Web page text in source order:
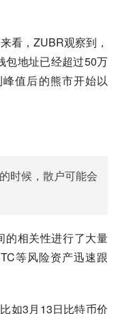
看，ZUBR观察到，
包地址已经超过50万
值后的熊市开始以
时候，散户可能会
的相关性进行了大量
等风险资产迅速跟
如3月13日比特币价